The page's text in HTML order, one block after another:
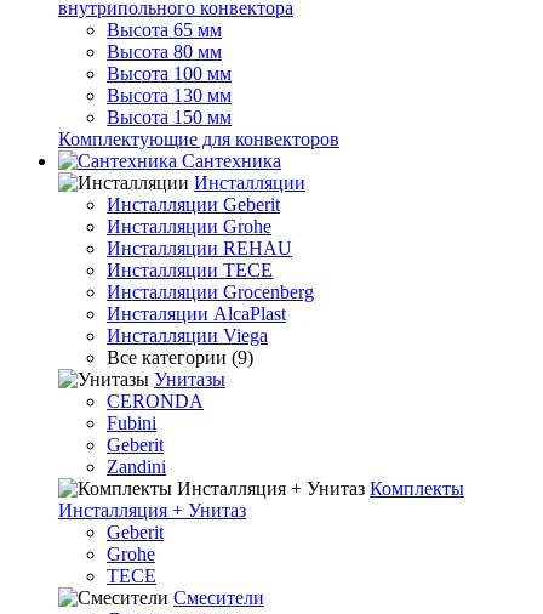
внутрипольного конвектора
Высота 65 мм
Высота 80 мм
Высота 100 мм
Высота 130 мм
Высота 150 мм
Комплектующие для конвекторов
Сантехника
Инсталляции
Инсталляции Geberit
Инсталляции Grohe
Инсталляции REHAU
Инсталляции TECE
Инсталляции Grocenberg
Инсталяции AlcaPlast
Инсталляции Viega
Все категории (9)
Унитазы
CERONDA
Fubini
Geberit
Zandini
Комплекты
Инсталляция + Унитаз
Geberit
Grohe
TECE
Смесители